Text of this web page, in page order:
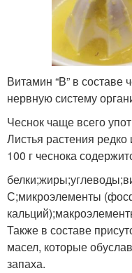
Витамин “B” в составе
нервную систему
Чеснок чаще всего
Листья растения
100 г чеснока
С;микроэлементы
Также в составе
масел, которые
запаха.